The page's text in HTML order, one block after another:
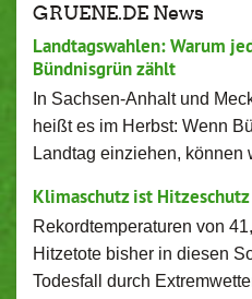
GRUENE.DE News
Landtagswahlen: Warum
Bündnisgrün zählt
In Sachsen-Anhalt und
heißt es im Herbst: Wenn
Landtag einziehen, können
Klimaschutz ist Hitzeschutz
Rekordtemperaturen von
Hitzetote bisher in diesen
Todesfall durch